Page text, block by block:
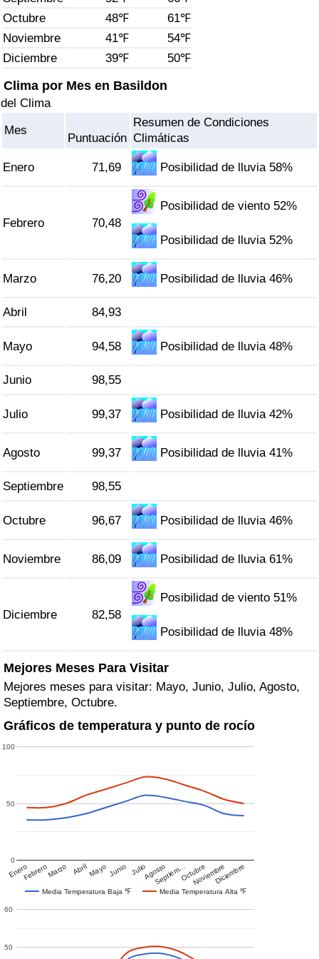
Octubre
48℉
61℉
Noviembre
41℉
54℉
Diciembre
39℉ 50℉
Clima por Mes en Basildon
del Clima
Mes
Puntuación
Resumen de Condiciones
Climáticas
Enero 71,69 Posibilidad de lluvia 58%
Febrero 70,48
Posibilidad de viento 52%
Posibilidad de lluvia 52%
Marzo 76,20 Posibilidad de lluvia 46%
Abril 84,93
Mayo 94,58 Posibilidad de lluvia 48%
Junio 98,55
Julio 99,37 Posibilidad de lluvia 42%
Agosto 99,37 Posibilidad de lluvia 41%
Septiembre 98,55
Octubre 96,67 Posibilidad de lluvia 46%
Noviembre 86,09 Posibilidad de lluvia 61%
Diciembre 82,58
Posibilidad de viento 51%
Posibilidad de lluvia 48%
Mejores Meses Para Visitar
Mejores meses para visitar: Mayo, Junio, Julio, Agosto,
Septiembre, Octubre.
Gráficos de temperatura y punto de rocío
Media Temperatura Baja ℉ Media Temperatura Alta ℉
EneroFebreroMarzo AbrilMayo Junio JulioAgosto
Septiem…OctubreNoviembreDiciembre
0
50
100
50
60
Índice de criminalidad por país
Sanidad
Índice de Sanidad (Actual)
Índice de Sanidad por País
Índice de Contaminación (Actual)
Índice de contaminación
Índice de Tráfico (Actual)
Índice de Tráfico por País